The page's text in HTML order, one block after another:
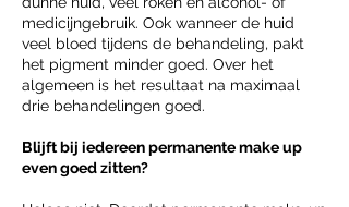
medicijngebruik. Ook wanneer de huid
veel bloed tijdens de behandeling, pakt
het pigment minder goed. Over het
algemeen is het resultaat na maximaal
drie behandelingen goed.
Blijft bij iedereen permanente make up
even goed zitten?